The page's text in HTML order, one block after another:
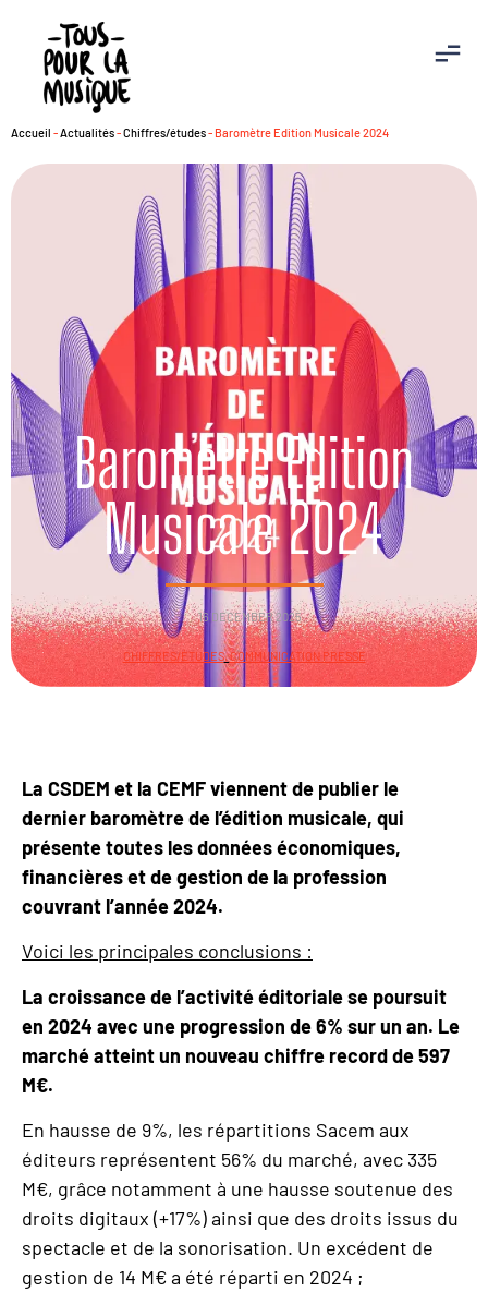
Accueil -Actualités-Chiffres/études- Baromètre Edition Musicale 2024
Baromètre Edition
Musicale 2024
16 DECEMBER 2025
CHIFFRES/ÉTUDES,COMMUNICATION PRESSE
La CSDEM et la CEMF viennent de publier le
dernier baromètre de l’édition musicale, qui
présente toutes les données économiques,
financières et de gestion de la profession
couvrant l’année 2024.
Voici les principales conclusions :
La croissance de l’activité éditoriale se poursuit
en 2024 avec une progression de 6% sur un an. Le
marché atteint un nouveau chiffre record de 597
M€.
En hausse de 9%, les répartitions Sacem aux
éditeurs représentent 56% du marché, avec 335
M€, grâce notamment à une hausse soutenue des
droits digitaux (+17%) ainsi que des droits issus du
spectacle et de la sonorisation. Un excédent de
gestion de 14 M€ a été réparti en 2024 ;